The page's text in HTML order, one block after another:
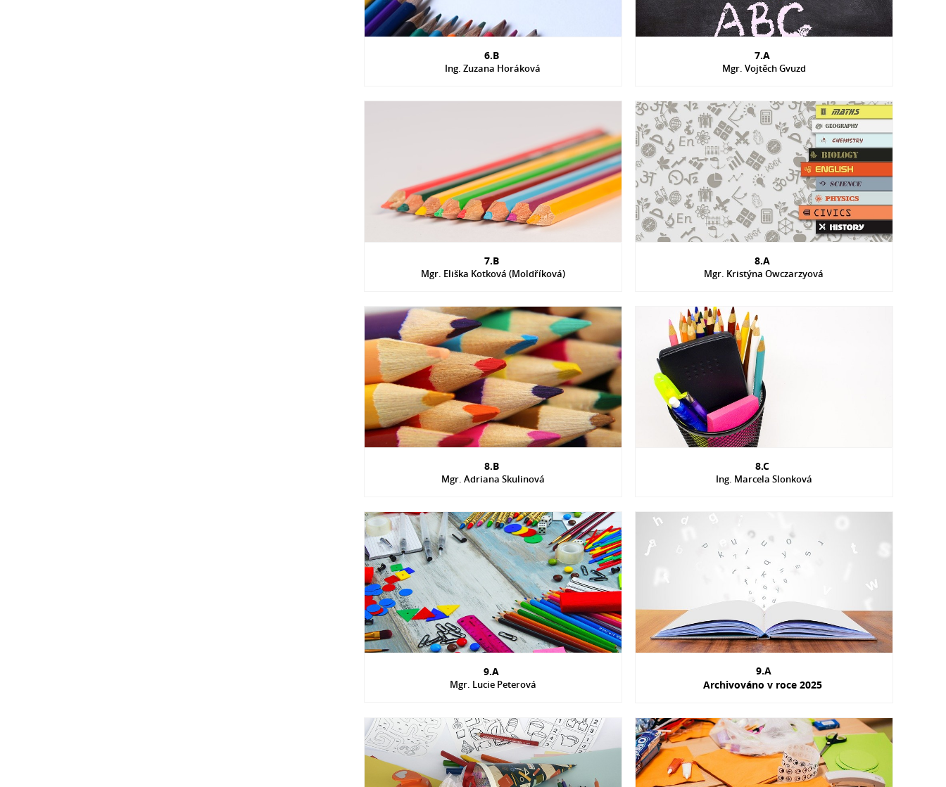
6.B
Ing. Zuzana Horáková
7.A
Mgr. Vojtěch Gvuzd
7.B
Mgr. Eliška Kotková (Moldříková)
8.A
Mgr. Kristýna Owczarzyová
8.B
Mgr. Adriana Skulinová
8.C
Ing. Marcela Slonková
9.A
Mgr. Lucie Peterová
9.A
Archivováno v roce 2025